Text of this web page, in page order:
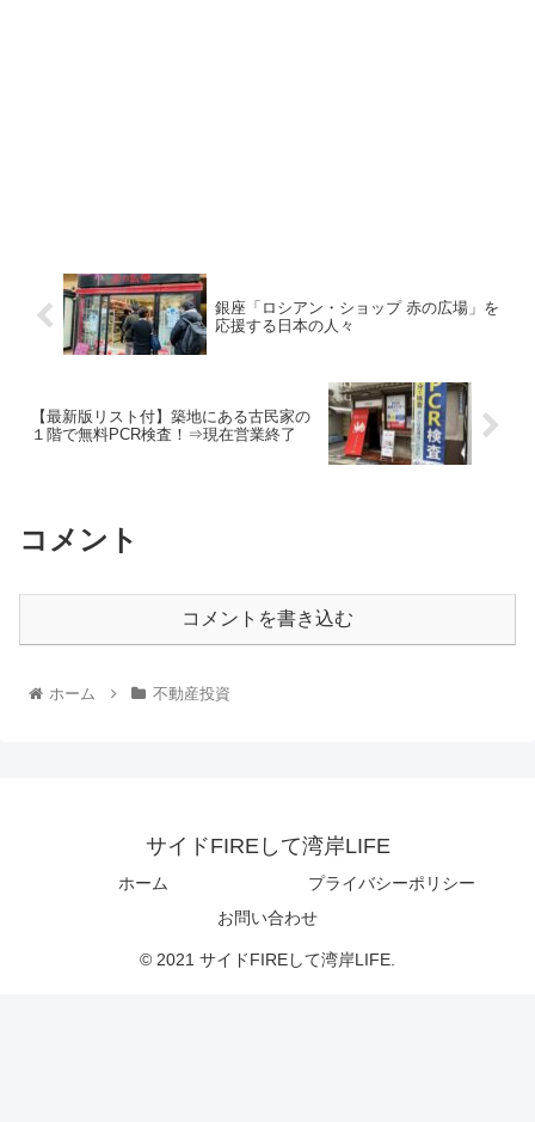
銀座「ロシアン・ショップ 赤の広場」を
応援する日本の人々
【最新版リスト付】築地にある古民家の
１階で無料PCR検査！⇒現在営業終了
コメント
コメントを書き込む
ホーム 不動産投資
サイドFIREして湾岸LIFE
ホーム
プライバシーポリシー
お問い合わせ
© 2021 サイドFIREして湾岸LIFE.